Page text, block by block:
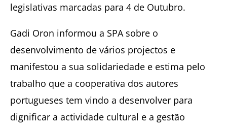
legislativas marcadas para 4 de Outubro.
Gadi Oron informou a SPA sobre o
desenvolvimento de vários projectos e
manifestou a sua solidariedade e estima pelo
trabalho que a cooperativa dos autores
portugueses tem vindo a desenvolver para
dignificar a actividade cultural e a gestão